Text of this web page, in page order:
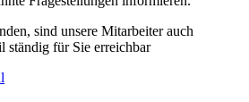
sind unsere Mitarbeiter auch
ständig für Sie erreichbar